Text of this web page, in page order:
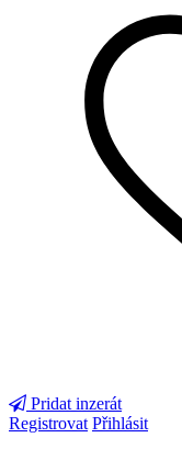
Pridat inzerát
Registrovat Přihlásit